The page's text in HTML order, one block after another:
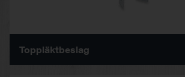
Toppläktbeslag